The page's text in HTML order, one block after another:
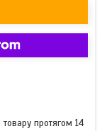
протягом 14